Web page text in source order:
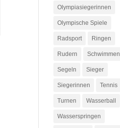
Olympiasiegerinnen
Olympische Spiele
Radsport Ringen
Rudern Schwimmen
Segeln Sieger
Siegerinnen Tennis
Turnen Wasserball
Wasserspringen